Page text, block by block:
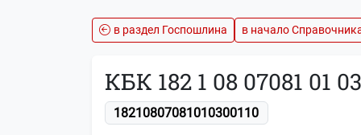
социальное
страхование по
НПД
зарплаты?
в раздел Госпошлина
в начало
КБК 182 1 08 07081 01
18210807081010300110